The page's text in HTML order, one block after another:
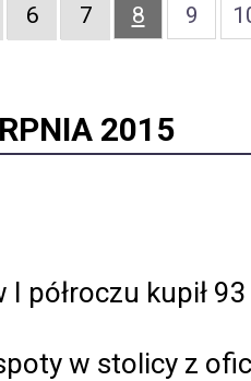
6 7 8 9
2015
półroczu kupił
w stolicy z